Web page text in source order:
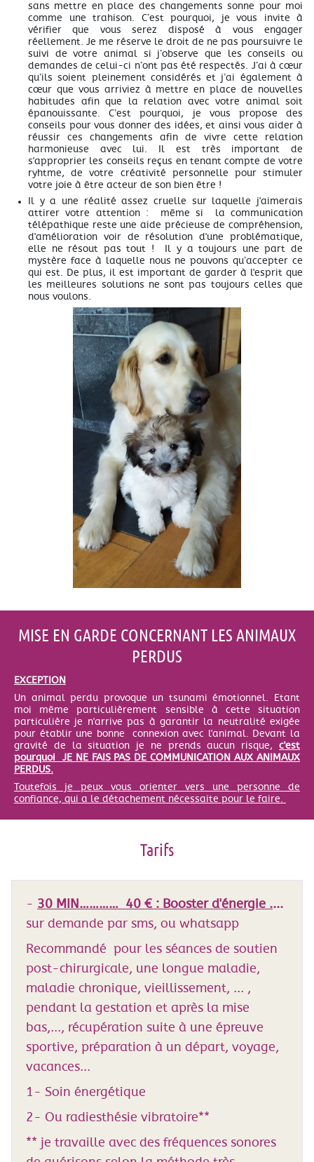
sans mettre en place des changements sonne pour moi
comme une trahison. C’est pourquoi, je vous invite à
vérifier que vous serez disposé à vous engager
réellement. Je me réserve le droit de ne pas poursuivre le
suivi de votre animal si j’observe que les conseils ou
demandes de celui-ci n’ont pas été respectés. J’ai à cœur
qu’ils soient pleinement considérés et j’ai également à
cœur que vous arriviez à mettre en place de nouvelles
habitudes afin que la relation avec votre animal soit
épanouissante. C’est pourquoi, je vous propose des
conseils pour vous donner des idées, et ainsi vous aider à
réussir ces changements afin de vivre cette relation
harmonieuse avec lui. Il est très important de
s'approprier les conseils reçus en tenant compte de votre
ryhtme, de votre créativité personnelle pour stimuler
votre joie à être acteur de son bien être !
Il y a une réalité assez cruelle sur laquelle j'aimerais
attirer votre attention : même si la communication
télépathique reste une aide précieuse de compréhension,
d'amélioration voir de résolution d'une problématique,
elle ne résout pas tout ! Il y a toujours une part de
mystère face à laquelle nous ne pouvons qu’accepter ce
qui est. De plus, il est important de garder à l'esprit que
les meilleures solutions ne sont pas toujours celles que
nous voulons.
MISE EN GARDE CONCERNANT LES ANIMAUX
PERDUS
EXCEPTION
Un animal perdu provoque un tsunami émotionnel. Etant
moi même particulièrement sensible à cette situation
particulière je n'arrive pas à garantir la neutralité exigée
pour établir une bonne connexion avec l'animal. Devant la
gravité de la situation je ne prends aucun risque, c'est
pourquoi JE NE FAIS PAS DE COMMUNICATION AUX ANIMAUX
PERDUS.
Toutefois je peux vous orienter vers une personne de
confiance, qui a le détachement nécessaite pour le faire.
Tarifs
- 30 MIN………… 40 € : Booster d'énergie ....
sur demande par sms, ou whatsapp
Recommandé pour les séances de soutien
post-chirurgicale, une longue maladie,
maladie chronique, vieillissement, ... ,
pendant la gestation et après la mise
bas,..., récupération suite à une épreuve
sportive, préparation à un départ, voyage,
vacances...
1- Soin énergétique
2- Ou radiesthésie vibratoire**
** je travaille avec des fréquences sonores